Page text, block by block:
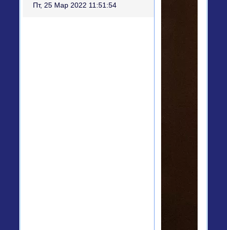
Пт, 25 Мар 2022 11:51:54